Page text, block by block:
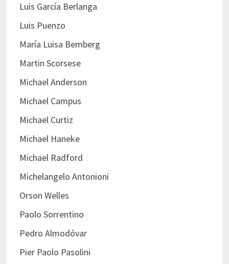
Luis García Berlanga
Luis Puenzo
María Luisa Bemberg
Martin Scorsese
Michael Anderson
Michael Campus
Michael Curtiz
Michael Haneke
Michael Radford
Michelangelo Antonioni
Orson Welles
Paolo Sorrentino
Pedro Almodóvar
Pier Paolo Pasolini